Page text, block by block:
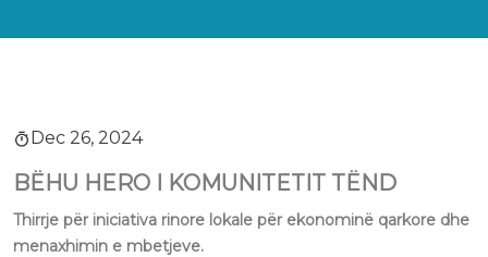
Dec 26, 2024
BËHU HERO I KOMUNITETIT TËND
Thirrje për iniciativa rinore lokale për ekonominë qarkore dhe
menaxhimin e mbetjeve.